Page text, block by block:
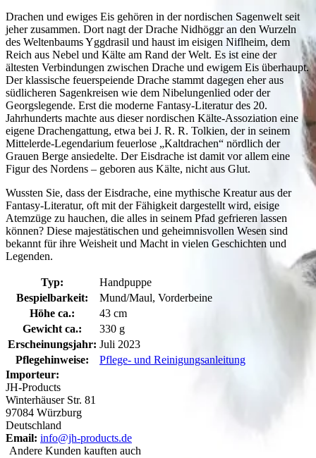
Drachen und ewiges Eis gehören in der nordischen Sagenwelt seit
jeher zusammen. Dort nagt der Drache Nidhöggr an den Wurzeln
des Weltenbaums Yggdrasil und haust im eisigen Niflheim, dem
Reich aus Nebel und Kälte am Rand der Welt. Es ist eine der
ältesten Verbindungen zwischen Drache und ewigem Eis überhaupt.
Der klassische feuerspeiende Drache stammt dagegen eher aus
südlicheren Sagenkreisen wie dem Nibelungenlied oder der
Georgslegende. Erst die moderne Fantasy-Literatur des 20.
Jahrhunderts machte aus dieser nordischen Kälte-Assoziation eine
eigene Drachengattung, etwa bei J. R. R. Tolkien, der in seinem
Mittelerde-Legendarium feuerlose „Kaltdrachen“ nördlich der
Grauen Berge ansiedelte. Der Eisdrache ist damit vor allem eine
Figur des Nordens – geboren aus Kälte, nicht aus Glut.
Wussten Sie, dass der Eisdrache, eine mythische Kreatur aus der
Fantasy-Literatur, oft mit der Fähigkeit dargestellt wird, eisige
Atemzüge zu hauchen, die alles in seinem Pfad gefrieren lassen
können? Diese majestätischen und geheimnisvollen Wesen sind
bekannt für ihre Weisheit und Macht in vielen Geschichten und
Legenden.
Typ:
Handpuppe
Bespielbarkeit:
Mund/Maul, Vorderbeine
Höhe ca.:
43 cm
Gewicht ca.:
330 g
Erscheinungsjahr: Juli 2023
Pflegehinweise:
Pflege- und Reinigungsanleitung
Importeur:
JH-Products
Winterhäuser Str. 81
97084 Würzburg
Deutschland
Email: info@jh-products.de
Andere Kunden kauften auch